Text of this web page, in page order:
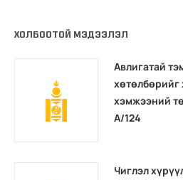
ХОЛБООТОЙ МЭДЭЭЛЭЛ
Авлигатай
хөтөлбөрийг
хэмжээний
А/124
Чиглэл